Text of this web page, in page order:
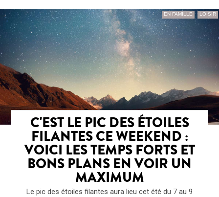
EN FAMILLE LOISIR
C'EST LE PIC DES ÉTOILES
FILANTES CE WEEKEND :
VOICI LES TEMPS FORTS ET
BONS PLANS EN VOIR UN
MAXIMUM
Le pic des étoiles filantes aura lieu cet été du 7 au 9